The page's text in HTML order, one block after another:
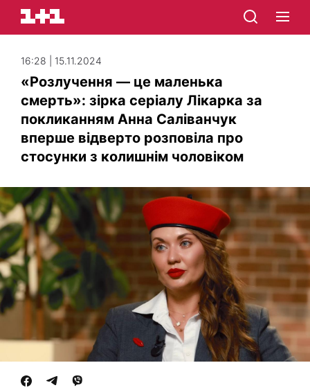
16:28 | 15.11.2024
«Розлучення — це маленька
смерть»: зірка серіалу Лікарка за
покликанням Анна Саліванчук
вперше відверто розповіла про
стосунки з колишнім чоловіком